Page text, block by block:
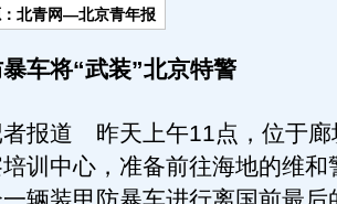
北青网—北京青年报
车将“武装”北京特警
道 昨天上午11点，位于廊
训中心，准备前往海地的维和